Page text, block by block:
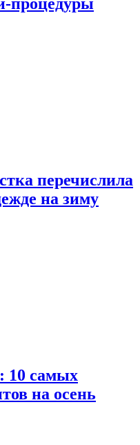
перечислила
на зиму
10 самых
на осень